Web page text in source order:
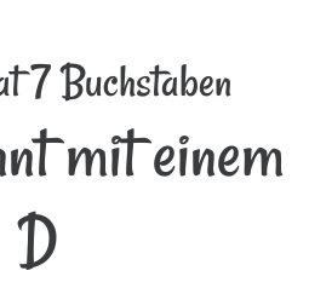
7 Buchstaben
mit einem
D